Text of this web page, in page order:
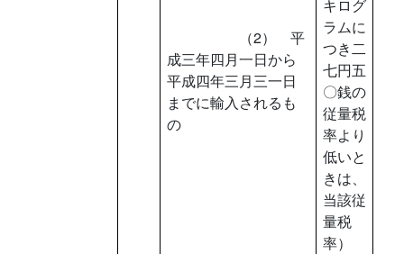
（2） 平
成三年四月一日から
平成四年三月三一日
までに輸入されるも
の
キログ
ラムに
つき二
七円五
〇銭の
従量税
率より
低いと
きは、
当該従
量税
率）